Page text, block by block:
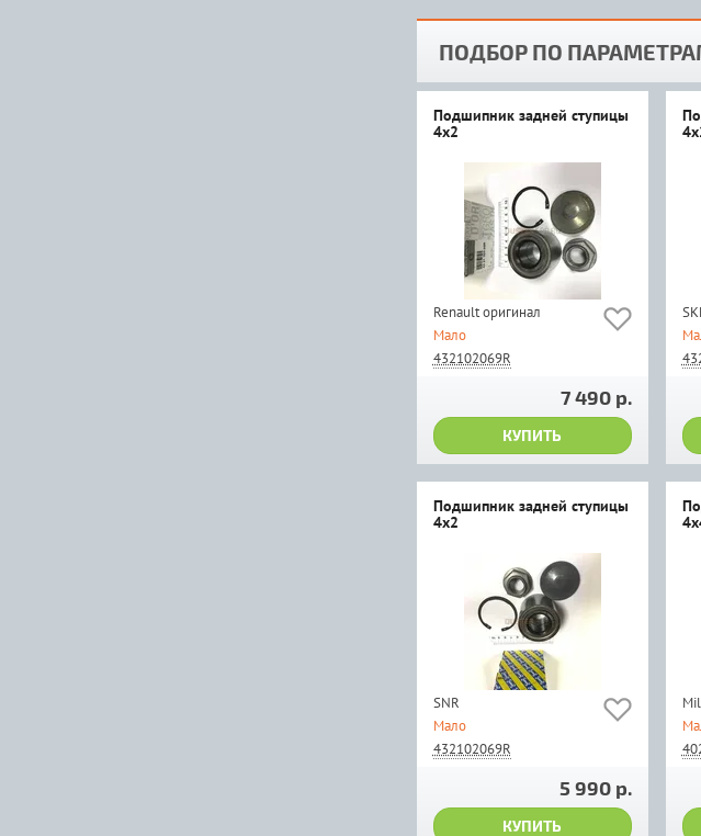
ПОДБОР ПО
Подшипник задней ступицы
4x2
Renault оригинал
Мало
432102069R
7 490 р.
КУПИТЬ
Подшипник задней ступицы
4x2
SNR
Мало
432102069R
5 990 р.
КУПИТЬ